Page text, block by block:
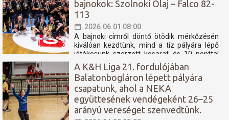
bajnokok: Szolnoki Olaj – Falco 82-
113
2026.06.01 08:00
A bajnoki címről döntő ötödik mérkőzésén
kiválóan kezdtünk, mind a tíz pályára lépő
játékosunk szerzett kosarat és 10 ponttal
megléptünk. Aztán valóságos kosáresőt
zúdítottunk rájuk, a félidőben, 14 pont volt az
előnyünk. A harmadik játékrészben teljesen
szétestek a hazaiak, a hajrában pedig jól
menedzseltük...
A K&H Liga 21. fordulójában
Balatonbogláron lépett pályára
csapatunk, ahol a NEKA
együttesének vendégeként 26–25
arányú vereséget szenvedtünk.